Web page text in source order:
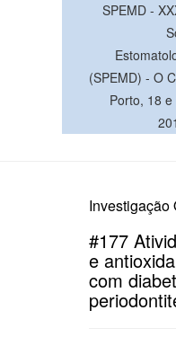
SPEMD -
(SPEMD) - O
Porto, 18
Investigação
#177
e
com